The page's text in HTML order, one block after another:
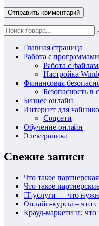
Главная страница
Работа с программами
Работа с
Настройка
Финансовая
Безопасность в
Бизнес онлайн
Интернет для
Соцсети
Обучение онлайн
Электроника
Свежие записи
Что такое
Что такое
IT-услуги — что
Онлайн-курсы – что
Крауд-маркетинг: что